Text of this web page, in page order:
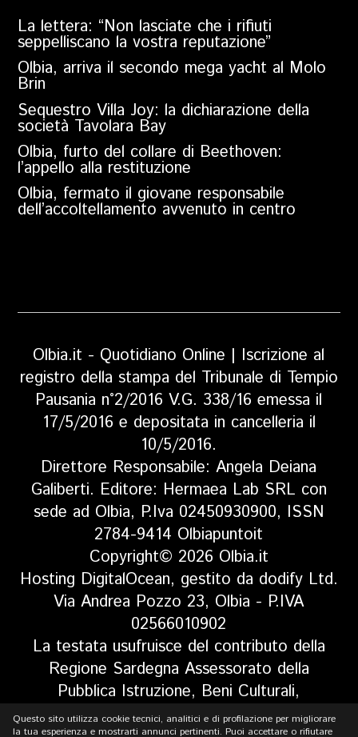
La lettera: “Non lasciate che i rifiuti
seppelliscano la vostra reputazione”
Olbia, arriva il secondo mega yacht al Molo
Brin
Sequestro Villa Joy: la dichiarazione della
società Tavolara Bay
Olbia, furto del collare di Beethoven:
l’appello alla restituzione
Olbia, fermato il giovane responsabile
dell’accoltellamento avvenuto in centro
Olbia.it - Quotidiano Online | Iscrizione al
registro della stampa del Tribunale di Tempio
Pausania n°2/2016 V.G. 338/16 emessa il
17/5/2016 e depositata in cancelleria il
10/5/2016.
Direttore Responsabile: Angela Deiana
Galiberti. Editore: Hermaea Lab SRL con
sede ad Olbia, P.Iva 02450930900, ISSN
2784-9414 Olbiapuntoit
Copyright© 2026 Olbia.it
Hosting DigitalOcean, gestito da dodify Ltd.
Via Andrea Pozzo 23, Olbia - P.IVA
02566010902
La testata usufruisce del contributo della
Regione Sardegna Assessorato della
Pubblica Istruzione, Beni Culturali,
Informazione, Spettacolo e Sport. Legge
Questo sito utilizza cookie tecnici, analitici e di profilazione per migliorare
la tua esperienza e mostrarti annunci pertinenti. Puoi accettare o rifiutare